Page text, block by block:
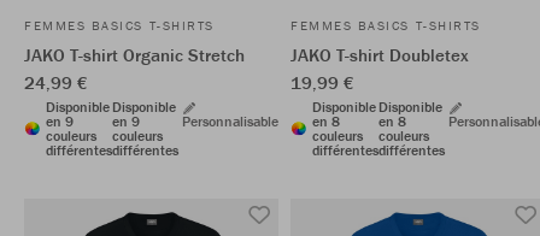
FEMMES BASICS T-SHIRTS
JAKO T-shirt Organic Stretch
24,99 €
Disponible
en 9
couleurs
différentes
Disponible
en 9
couleurs
différentes
Personnalisable
FEMMES BASICS T-SHIRTS
JAKO T-shirt Doubletex
19,99 €
Disponible
en 8
couleurs
différentes
Disponible
en 8
couleurs
différentes